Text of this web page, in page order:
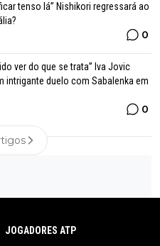
tenso lá” Nishikori regressará ao
0
ver do que se trata” Iva Jovic
intrigante duelo com Sabalenka em
0
JOGADORES ATP